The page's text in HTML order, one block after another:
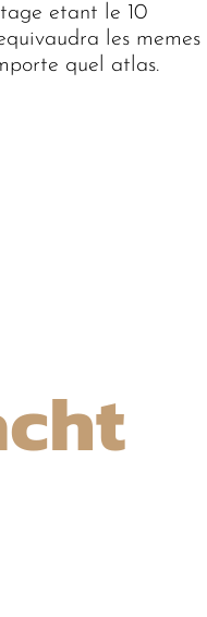
etant le 10
les memes
quel atlas.